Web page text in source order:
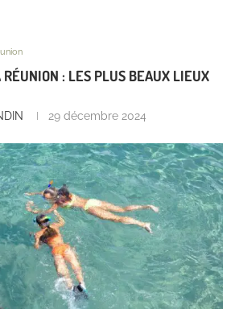
: LES PLUS BEAUX LIEUX
29 décembre 2024